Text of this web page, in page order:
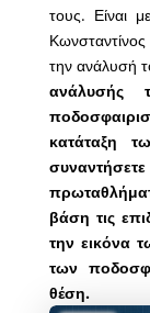
τους. Είναι
την ανάλυσή
ανάλυσής
κατάταξη
βάση τις
την εικόνα
των
θέση.